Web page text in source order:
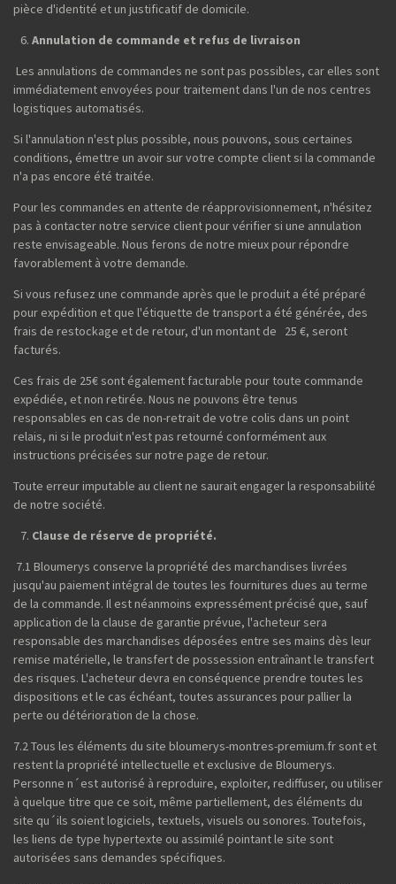
pièce d'identité et un justificatif de domicile.
Annulation de commande et refus de livraison
Les annulations de commandes ne sont pas possibles, car elles sont
immédiatement envoyées pour traitement dans l'un de nos centres
logistiques automatisés.
Si l'annulation n'est plus possible, nous pouvons, sous certaines
conditions, émettre un avoir sur votre compte client si la commande
n'a pas encore été traitée.
Pour les commandes en attente de réapprovisionnement, n'hésitez
pas à contacter notre service client pour vérifier si une annulation
reste envisageable. Nous ferons de notre mieux pour répondre
favorablement à votre demande.
Si vous refusez une commande après que le produit a été préparé
pour expédition et que l'étiquette de transport a été générée, des
frais de restockage et de retour, d'un montant de 25 €, seront
facturés.
Ces frais de 25€ sont également facturable pour toute commande
expédiée, et non retirée. Nous ne pouvons être tenus
responsables en cas de non-retrait de votre colis dans un point
relais, ni si le produit n'est pas retourné conformément aux
instructions précisées sur notre page de retour.
Toute erreur imputable au client ne saurait engager la responsabilité
de notre société.
Clause de réserve de propriété.
7.1 Bloumerys conserve la propriété des marchandises livrées
jusqu'au paiement intégral de toutes les fournitures dues au terme
de la commande. Il est néanmoins expressément précisé que, sauf
application de la clause de garantie prévue, l'acheteur sera
responsable des marchandises déposées entre ses mains dès leur
remise matérielle, le transfert de possession entraînant le transfert
des risques. L'acheteur devra en conséquence prendre toutes les
dispositions et le cas échéant, toutes assurances pour pallier la
perte ou détérioration de la chose.
7.2 Tous les éléments du site bloumerys-montres-premium.fr sont et
restent la propriété intellectuelle et exclusive de Bloumerys.
Personne n´est autorisé à reproduire, exploiter, rediffuser, ou utiliser
à quelque titre que ce soit, même partiellement, des éléments du
site qu´ils soient logiciels, textuels, visuels ou sonores. Toutefois,
les liens de type hypertexte ou assimilé pointant le site sont
autorisées sans demandes spécifiques.